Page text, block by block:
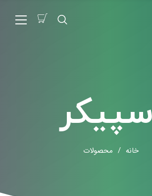
خانه / محصولات